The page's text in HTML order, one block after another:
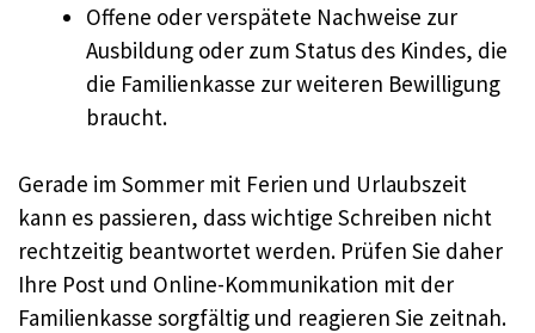
Offene oder verspätete Nachweise zur
Ausbildung oder zum Status des Kindes, die
die Familienkasse zur weiteren Bewilligung
braucht.
Gerade im Sommer mit Ferien und Urlaubszeit
kann es passieren, dass wichtige Schreiben nicht
rechtzeitig beantwortet werden. Prüfen Sie daher
Ihre Post und Online-Kommunikation mit der
Familienkasse sorgfältig und reagieren Sie zeitnah.